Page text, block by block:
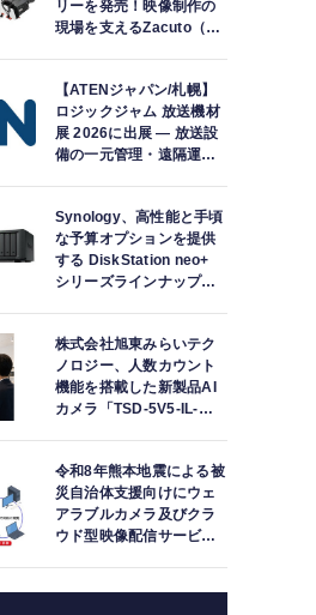
リーを発売！映像制作の
現場を支えるZacuto（ザ
する拡張アイテムを提案
【ATENジャパン/札幌】
ロジックジャム 放送機材
展 2026に出展 ― 放送設
備の一元管理・遠隔運
示
Synology、高性能と手頃
な予算オプションを提供
する DiskStation neo+
シリーズラインナップを
株式会社旭東みらいテク
ノロジー、人数カウント
機能を搭載した新製品AI
カメラ「TSD-5V5-IL-
令和8年熊本地震による被
災自治体支援向けにウェ
アラブルカメラ及びクラ
ウド型映像配信サービス